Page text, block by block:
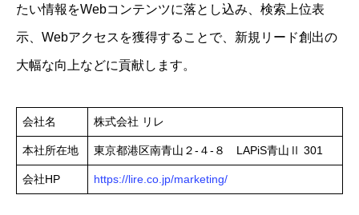
たい情報をWebコンテンツに落とし込み、検索上位表
示、Webアクセスを獲得することで、新規リード創出の
大幅な向上などに貢献します。
会社名 株式会社 リレ
本社所在地 東京都港区南青山２-４-８ LAPiS青山Ⅱ 301
会社HP https://lire.co.jp/marketing/